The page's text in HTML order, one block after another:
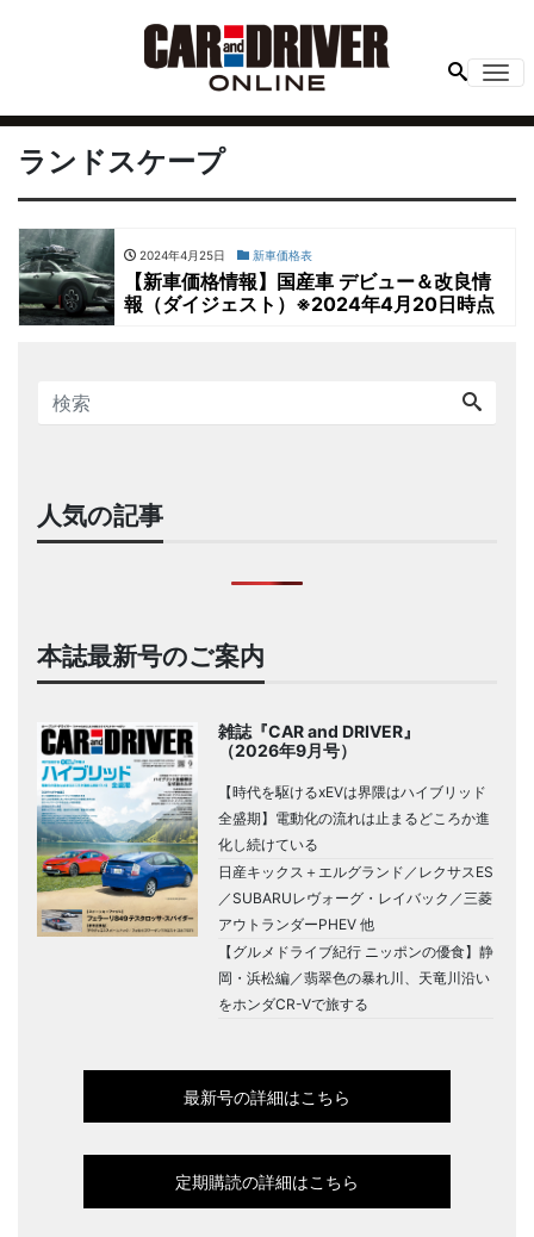
ランドスケープ
2024年4月25日 新車価格表
【新車価格情報】国産車 デビュー＆改良情
報（ダイジェスト）※2024年4月20日時点
人気の記事
本誌最新号のご案内
雑誌『CAR and DRIVER』
（2026年9月号）
【時代を駆けるxEVは界隈はハイブリッド
全盛期】電動化の流れは止まるどころか進
化し続けている
日産キックス＋エルグランド／レクサスES
／SUBARUレヴォーグ・レイバック／三菱
アウトランダーPHEV 他
【グルメドライブ紀行 ニッポンの優食】静
岡・浜松編／翡翠色の暴れ川、天竜川沿い
をホンダCR-Vで旅する
最新号の詳細はこちら
定期購読の詳細はこちら